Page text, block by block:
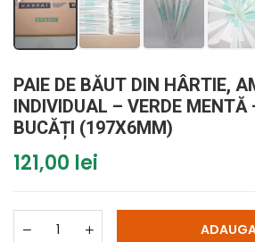
PAIE DE BĂUT DIN HÂRTIE,
INDIVIDUAL – VERDE
BUCĂȚI (197X6MM)
121,00 lei